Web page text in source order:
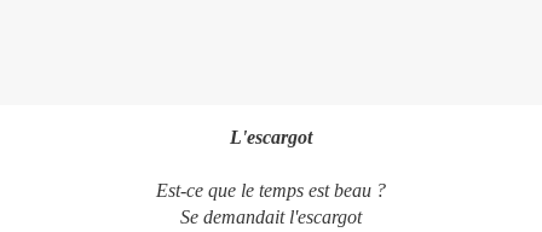
L'escargot
Est-ce que le temps est beau ?
Se demandait l'escargot